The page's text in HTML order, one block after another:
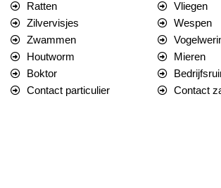
Ratten
Zilvervisjes
Zwammen
Houtworm
Boktor
Contact particulier
Vliegen
Wespen
Mieren
Contact